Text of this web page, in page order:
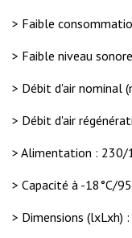
> Faible
> Faible niveau sonore
> Débit d'air nominal
> Débit d'air
> Alimentation : 230/
> Capacité à -18°C/
> Dimensions (lxLxh)